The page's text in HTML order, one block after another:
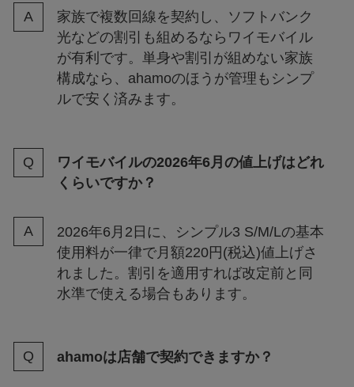
家族で複数回線を契約し、ソフトバンク
光などの割引も組めるならワイモバイル
が有利です。単身や割引が組めない家族
構成なら、ahamoのほうが管理もシンプ
ルで安く済みます。
ワイモバイルの2026年6月の値上げはどれ
くらいですか？
2026年6月2日に、シンプル3 S/M/Lの基本
使用料が一律で月額220円(税込)値上げさ
れました。割引を適用すれば改定前と同
水準で使える場合もあります。
ahamoは店舗で契約できますか？